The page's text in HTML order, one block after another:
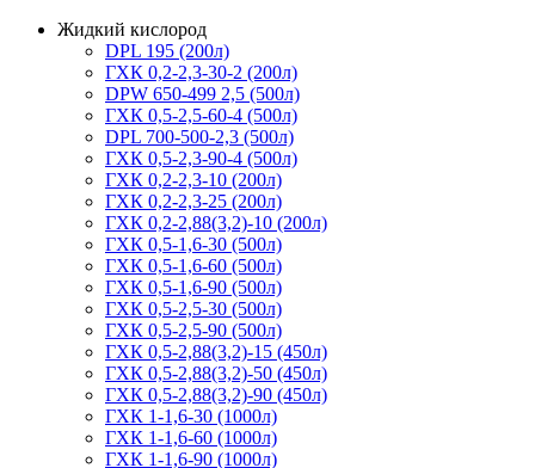
Жидкий кислород
DPL 195 (200л)
ГХК 0,2-2,3-30-2 (200л)
DPW 650-499 2,5 (500л)
ГХК 0,5-2,5-60-4 (500л)
DPL 700-500-2,3 (500л)
ГХК 0,5-2,3-90-4 (500л)
ГХК 0,2-2,3-10 (200л)
ГХК 0,2-2,3-25 (200л)
ГХК 0,2-2,88(3,2)-10 (200л)
ГХК 0,5-1,6-30 (500л)
ГХК 0,5-1,6-60 (500л)
ГХК 0,5-1,6-90 (500л)
ГХК 0,5-2,5-30 (500л)
ГХК 0,5-2,5-90 (500л)
ГХК 0,5-2,88(3,2)-15 (450л)
ГХК 0,5-2,88(3,2)-50 (450л)
ГХК 0,5-2,88(3,2)-90 (450л)
ГХК 1-1,6-30 (1000л)
ГХК 1-1,6-60 (1000л)
ГХК 1-1,6-90 (1000л)